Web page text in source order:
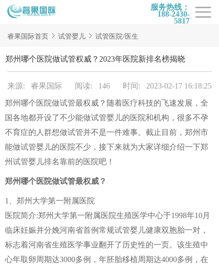
服务热线：
188-2430-
5817
首页
试管项目
试管百科
试管医院
睿果国际
睿果国际首页 试管婴儿 试管医院/医生
郑州哪个医院做试管权威？2023年医院新排名榜揭晓
来源: 睿果国际 阅读: 146 时间: 2023-02-17 16:18:25
郑州哪个医院做试管最权威？随着医疗科技的飞速发展，全
国各地都开设了不少能做试管婴儿的医院和机构，很多不孕
不育症的人群想做试管并不是一件难事。截止目前，郑州市
能做试管婴儿的医院不少，接下来就为大家详细介绍一下郑
州试管婴儿排名靠前的医院吧！
郑州哪个医院做试管最权威？
1、郑州大学第一附属医院
医院简介:郑州大学第一附属医院生殖医学中心于1998年10月
临床妊娠并分娩河南省首例常规试管婴儿健康双胞胎一对，
标志着河南省生殖医学事业翻开了历史性的一页。该生殖中
心年取卵周期达3000多例，年胚胎移植周期达4000多例，在